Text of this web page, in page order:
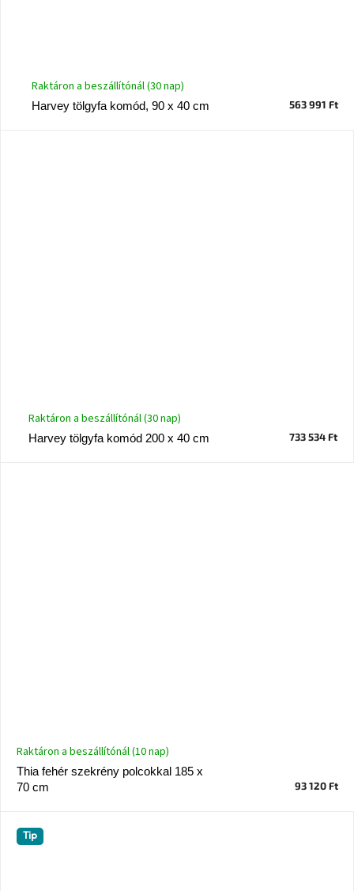
Harvey tölgyfa komód, 90 x 40 cm
Raktáron a beszállítónál (30 nap)
563 991 Ft
Harvey tölgyfa komód 200 x 40 cm
Raktáron a beszállítónál (30 nap)
733 534 Ft
Thia fehér szekrény polcokkal 185 x
70 cm
Raktáron a beszállítónál (10 nap)
93 120 Ft
Tip